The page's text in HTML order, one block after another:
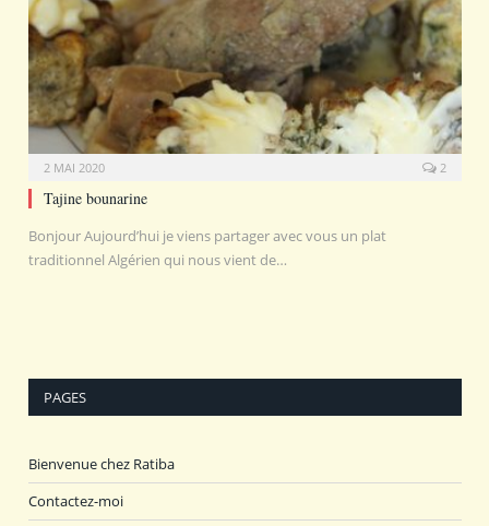
2 MAI 2020 2
Tajine bounarine
Bonjour Aujourd’hui je viens partager avec vous un plat
traditionnel Algérien qui nous vient de…
PAGES
Bienvenue chez Ratiba
Contactez-moi